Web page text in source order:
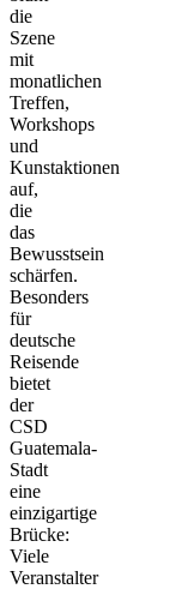
die
Szene
mit
monatlichen
Treffen,
Workshops
und
Kunstaktionen
auf,
die
das
Bewusstsein
schärfen.
Besonders
für
deutsche
Reisende
bietet
der
CSD
Guatemala-
Stadt
eine
einzigartige
Brücke:
Viele
Veranstalter